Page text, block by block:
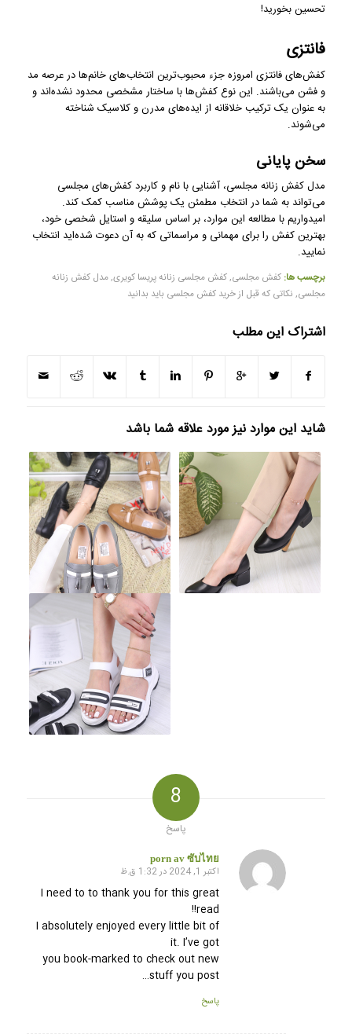
تحسین بخورید!
فانتزی
کفش‌های فانتزی امروزه جزء محبوب‌ترین انتخاب‌های خانم‌ها در عرصه مد
و فشن می‌باشند. این نوع کفش‌ها با ساختار مشخصی محدود نشده‌اند و
به عنوان یک ترکیب خلاقانه از ایده‌های مدرن و کلاسیک شناخته
می‌شوند.
سخن پایانی
مدل کفش زنانه مجلسی، آشنایی با نام و کاربرد کفش‌های مجلسی
می‌تواند به شما در انتخاب مطمئن یک پوشش مناسب کمک کند.
امیدواریم با مطالعه این موارد، بر اساس سلیقه و استایل شخصی خود،
بهترین کفش را برای مهمانی و مراسماتی که به آن دعوت شده‌اید انتخاب
نمایید.
برچسب ها: کفش مجلسی,کفش مجلسی زنانه پریسا کویری,مدل کفش زنانه
مجلسی, نکاتی که قبل از خرید کفش مجلسی باید بدانید
اشتراک این مطلب
شاید این موارد نیز مورد علاقه شما باشد
8
پاسخ
porn av ซับไทย
گفته:اکتبر 1, 2024 در 1:32 ق.ظ
I need to to thank you for this great
read!!
I absolutely enjoyed every little bit of
it. I’ve got
you book-marked to check out new
stuff you post…
پاسخ